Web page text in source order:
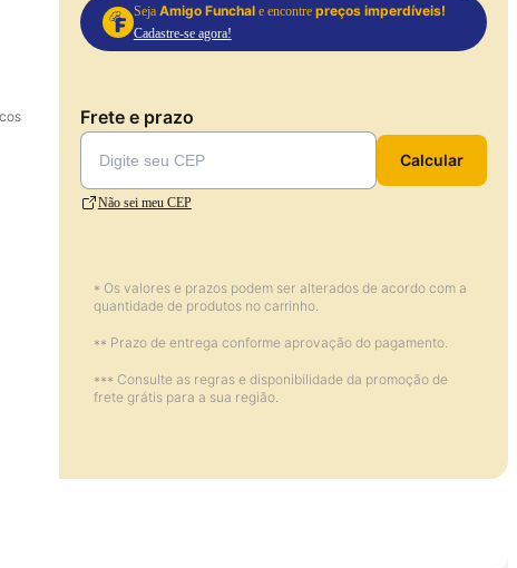
Seja Amigo Funchale encontre preços imperdíveis!
Cadastre-se agora!
Frete e prazo
Calcular
Não sei meu CEP
* Os valores e prazos podem ser alterados de acordo com a
quantidade de produtos no carrinho.
** Prazo de entrega conforme aprovação do pagamento.
*** Consulte as regras e disponibilidade da promoção de
frete grátis para a sua região.